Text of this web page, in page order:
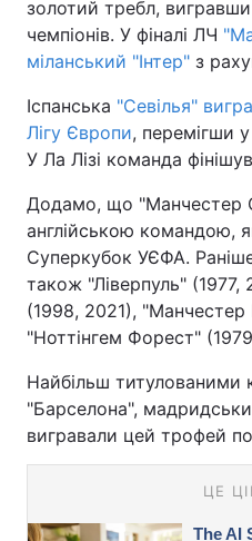
золотий требл, вигравши
чемпіонів. У фіналі ЛЧ
міланський "Інтер" з
Іспанська "Севілья"
Лігу Європи, перемігши у
У Ла Лізі команда
Додамо, що "Манчестер
англійською командою,
Суперкубок УЄФА.
також "Ліверпуль" (1977,
(1998, 2021),
"Ноттінгем Форест"
Найбільш титулованими
"Барселона",
вигравали цей трофей по